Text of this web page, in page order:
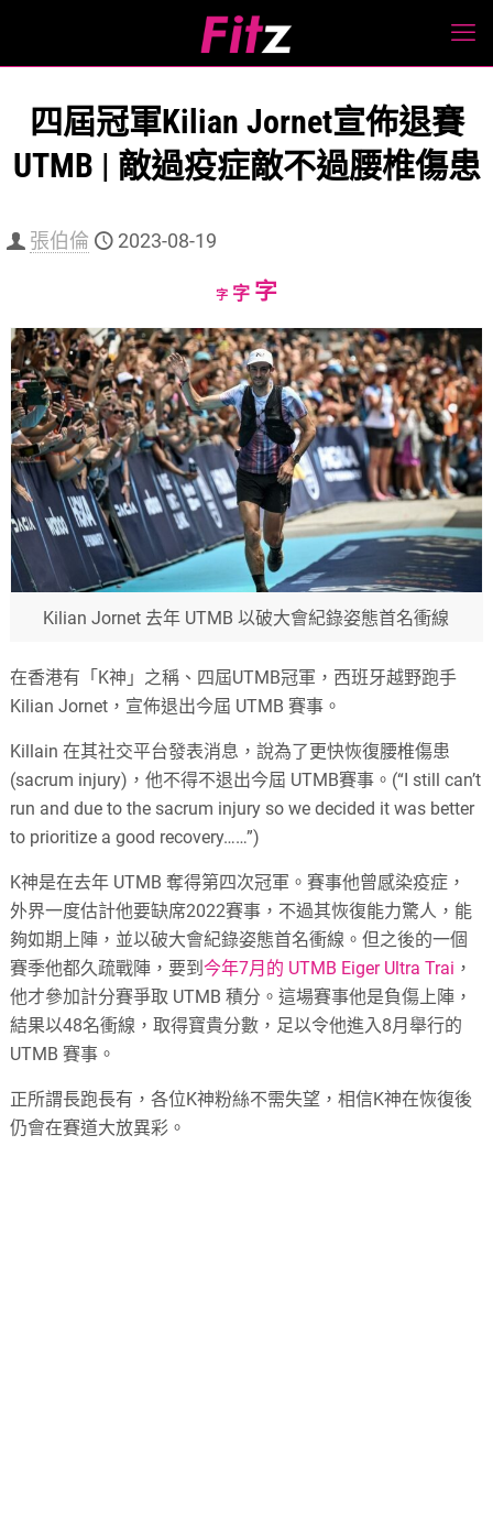
四屆冠軍Kilian Jornet宣佈退賽
UTMB | 敵過疫症敵不過腰椎傷患
張伯倫 2023-08-19
字Decrease
size.
字Reset
size.
字Increase
size.
Kilian Jornet 去年 UTMB 以破大會紀錄姿態首名衝線
在香港有「K神」之稱、四屆UTMB冠軍，西班牙越野跑手
Kilian Jornet，宣佈退出今屆 UTMB 賽事。
Killain 在其社交平台發表消息，說為了更快恢復腰椎傷患
(sacrum injury)，他不得不退出今屆 UTMB賽事。(“I still can’t
run and due to the sacrum injury so we decided it was better
to prioritize a good recovery……”)
K神是在去年 UTMB 奪得第四次冠軍。賽事他曾感染疫症，
外界一度估計他要缺席2022賽事，不過其恢復能力驚人，能
夠如期上陣，並以破大會紀錄姿態首名衝線。但之後的一個
賽季他都久疏戰陣，要到今年7月的 UTMB Eiger Ultra Trai ，
他才參加計分賽爭取 UTMB 積分。這場賽事他是負傷上陣，
結果以48名衝線，取得寶貴分數，足以令他進入8月舉行的
UTMB 賽事。
正所謂長跑長有，各位K神粉絲不需失望，相信K神在恢復後
仍會在賽道大放異彩。